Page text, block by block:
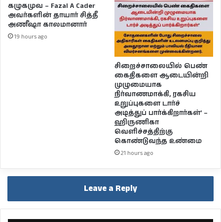
கழுகமுவ – Fazal A Cader
அவர்களின் தாயார் சித்தீ
அணீஷா காலமானார்
19 hours ago
சிறைச்சாலையில் பெண்
கைதிகளை ஆடையின்றி
முழுமையாக
நிர்வாணமாக்கி, ரகசிய
உறுப்புகளை டார்ச்
அடித்துப் பார்க்கிறார்கள்’ –
ஹிருணிகா
வெளிச்சத்திற்கு
கொண்டுவந்த உண்மை
21 hours ago
Leave a Reply